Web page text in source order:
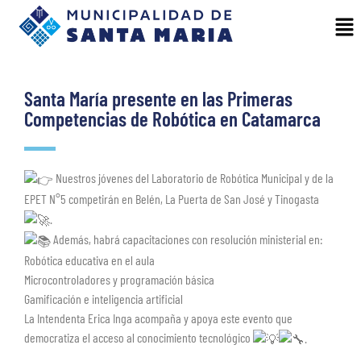
Santa María presente en las Primeras
Competencias de Robótica en Catamarca
Nuestros jóvenes del Laboratorio de Robótica Municipal y de la
EPET N°5 competirán en Belén, La Puerta de San José y Tinogasta
Además, habrá capacitaciones con resolución ministerial en:
Robótica educativa en el aula
Microcontroladores y programación básica
Gamificación e inteligencia artificial
La Intendenta Erica Inga acompaña y apoya este evento que
democratiza el acceso al conocimiento tecnológico